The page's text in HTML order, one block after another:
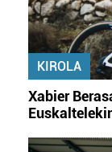
KIROLA
Xabier